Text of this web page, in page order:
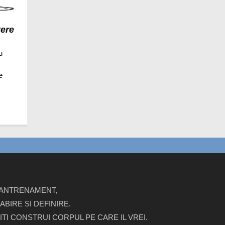
SI DEFINIRE.
CONSTRUI CORPUL PE CARE IL VREI.